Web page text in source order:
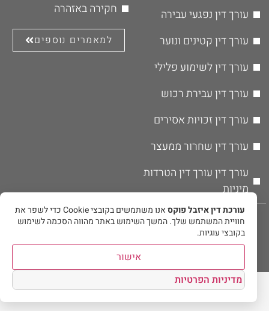
עורך דין נפגעי עבירה
עורך דין קטינים ונוער
עורך דין לשימוע פלילי
עורך דין עבירת רכוש
עורך דין זכויות אסירים
עורך דין שחרור ממעצר
עורך דין עורך דין הטרדות
מיניות
חקירה באזהרה
למאמרים נוספים
© אין להעתיק או לשכפל את תוכן האתר ללא אישור מפורש בכתב מבעל
האתר.
מקדם אתרים
עורכת דין איזבל פוקס
אנו משתמשים בקובצי Cookie כדי לשפר את
חוויית המשתמש שלך. המשך השימוש באתר מהווה הסכמה לשימוש
בקובצי עוגיות.
אישור
מדיניות הפרטיות